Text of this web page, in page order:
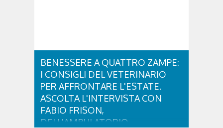
BENESSERE A QUATTRO ZAMPE:
I CONSIGLI DEL VETERINARIO
PER AFFRONTARE L'ESTATE.
ASCOLTA L'INTERVISTA CON
FABIO FRISON,
DELL'AMBULATORIO